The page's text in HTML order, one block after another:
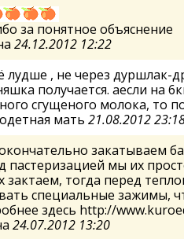
за понятное объяснение
24.12.2012 12:22
лудше , не через дуршлак-
получается. аесли на
сгущеного молока, то
мать 21.08.2012
закатываем
пастеризацией мы их
зактаем, тогда перед
специальные зажимы,
здесь http://
24.07.2012 13:20